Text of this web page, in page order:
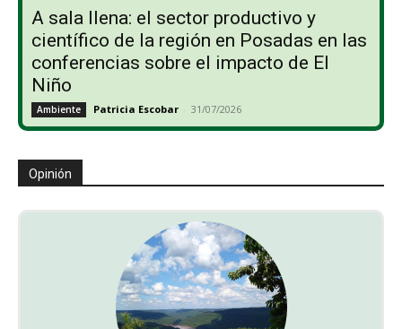
A sala llena: el sector productivo y
científico de la región en Posadas en las
conferencias sobre el impacto de El
Niño
Ambiente Patricia Escobar - 31/07/2026
Opinión